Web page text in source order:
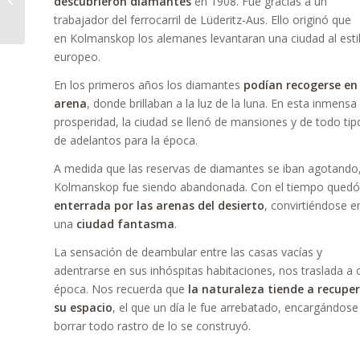
trabajador del ferrocarril de Lüderitz-Aus. Ello originó que
en Kolmanskop los alemanes levantaran una ciudad al
europeo.
En los primeros años los diamantes podían recogerse en
arena, donde brillaban a la luz de la luna. En esta inmensa
prosperidad, la ciudad se llenó de mansiones y de todo
de adelantos para la época.
A medida que las reservas de diamantes se iban agotando,
Kolmanskop fue siendo abandonada. Con el tiempo quedó
enterrada por las arenas del desierto, convirtiéndose
una ciudad fantasma.
La sensación de deambular entre las casas vacías y
adentrarse en sus inhóspitas habitaciones, nos traslada a
época. Nos recuerda que la naturaleza tiende a
su espacio, el que un día le fue arrebatado,
borrar todo rastro de lo se construyó.
debes saber